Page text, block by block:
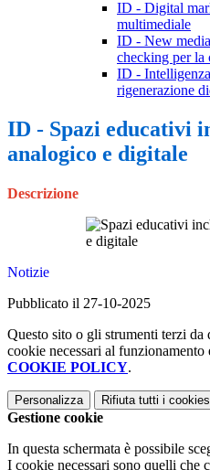
ID - Digital
multimediale
ID - New
checking per la
ID -
rigenerazione
ID - Spazi educativi
analogico e digitale
Descrizione
Notizie
Pubblicato il 27-10-2025
Questo sito o gli strumenti terzi
cookie necessari al
COOKIE POLICY.
Personalizza Rifiuta tutti i cookies
Gestione cookie
In questa schermata è possibile
I cookie necessari sono quelli che